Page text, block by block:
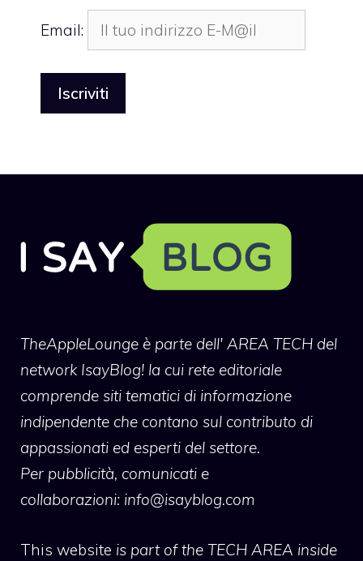
Email:
TheAppleLounge è parte dell' AREA TECH del
network IsayBlog! la cui rete editoriale
comprende siti tematici di informazione
indipendente che contano sul contributo di
appassionati ed esperti del settore.
Per pubblicità, comunicati e
collaborazioni: info@isayblog.com
This website is part of the TECH AREA inside